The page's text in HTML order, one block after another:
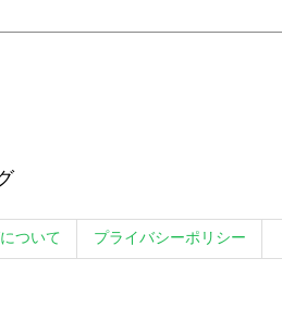
ついて プライバシーポリシー